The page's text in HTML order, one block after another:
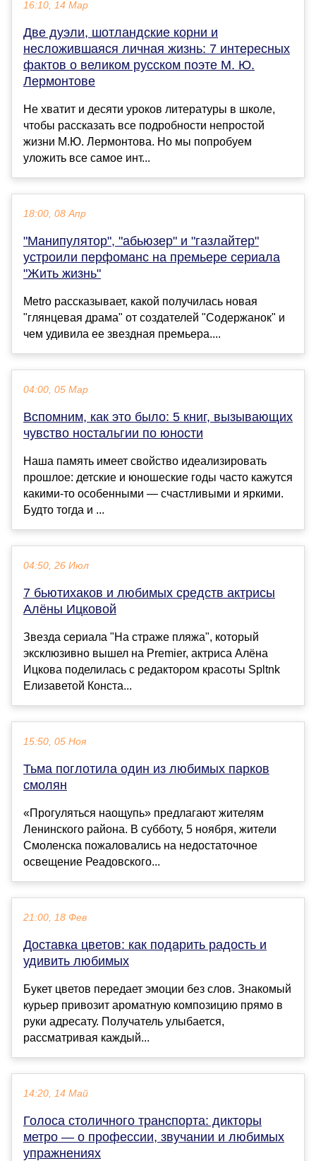
16:10, 14 Мар
Две дуэли, шотландские корни и
несложившаяся личная жизнь: 7 интересных
фактов о великом русском поэте М. Ю.
Лермонтове
Не хватит и десяти уроков литературы в школе,
чтобы рассказать все подробности непростой
жизни М.Ю. Лермонтова. Но мы попробуем
уложить все самое инт...
18:00, 08 Апр
"Манипулятор", "абьюзер" и "газлайтер"
устроили перфоманс на премьере сериала
"Жить жизнь"
Metro рассказывает, какой получилась новая
"глянцевая драма" от создателей "Содержанок" и
чем удивила ее звездная премьера....
04:00, 05 Мар
Вспомним, как это было: 5 книг, вызывающих
чувство ностальгии по юности
Наша память имеет свойство идеализировать
прошлое: детские и юношеские годы часто кажутся
какими-то особенными — счастливыми и яркими.
Будто тогда и ...
04:50, 26 Июл
7 бьютихаков и любимых средств актрисы
Алёны Ицковой
Звезда сериала "На страже пляжа", который
эксклюзивно вышел на Premier, актриса Алёна
Ицкова поделилась с редактором красоты Spltnk
Елизаветой Конста...
15:50, 05 Ноя
Тьма поглотила один из любимых парков
смолян
«Прогуляться наощупь» предлагают жителям
Ленинского района. В субботу, 5 ноября, жители
Смоленска пожаловались на недостаточное
освещение Реадовского...
21:00, 18 Фев
Доставка цветов: как подарить радость и
удивить любимых
Букет цветов передает эмоции без слов. Знакомый
курьер привозит ароматную композицию прямо в
руки адресату. Получатель улыбается,
рассматривая каждый...
14:20, 14 Май
Голоса столичного транспорта: дикторы
метро — о профессии, звучании и любимых
упражнениях